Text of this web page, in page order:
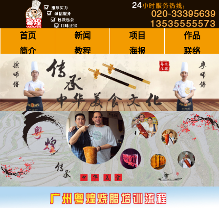
首页 新闻 项目
作品
简介
教程 海报 联络